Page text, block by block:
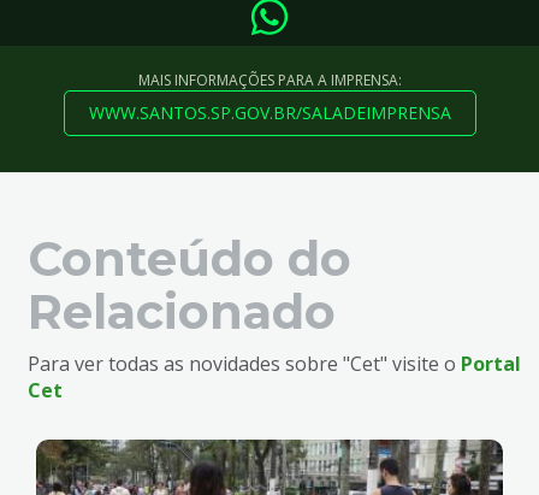
MAIS INFORMAÇÕES PARA A IMPRENSA:
WWW.SANTOS.SP.GOV.BR/SALADEIMPRENSA
Conteúdo do
Relacionado
Para ver todas as novidades sobre "Cet" visite o Portal
Cet